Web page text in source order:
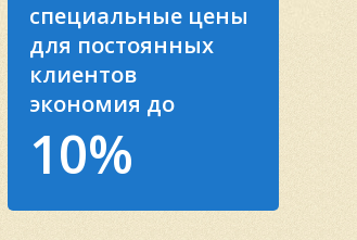
специальные цены
для постоянных
клиентов
экономия до
10%